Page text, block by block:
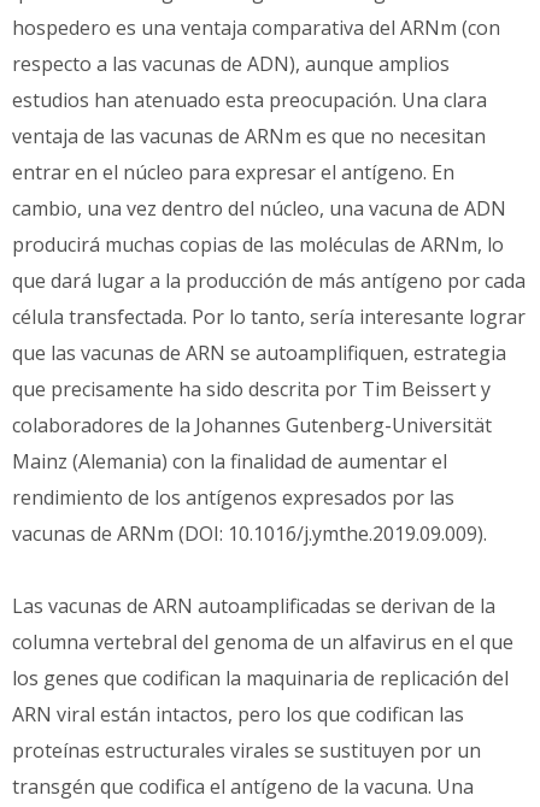
hospedero es una ventaja comparativa del ARNm (con
respecto a las vacunas de ADN), aunque amplios
estudios han atenuado esta preocupación. Una clara
ventaja de las vacunas de ARNm es que no necesitan
entrar en el núcleo para expresar el antígeno. En
cambio, una vez dentro del núcleo, una vacuna de ADN
producirá muchas copias de las moléculas de ARNm, lo
que dará lugar a la producción de más antígeno por cada
célula transfectada. Por lo tanto, sería interesante lograr
que las vacunas de ARN se autoamplifiquen, estrategia
que precisamente ha sido descrita por Tim Beissert y
colaboradores de la Johannes Gutenberg-Universität
Mainz (Alemania) con la finalidad de aumentar el
rendimiento de los antígenos expresados por las
vacunas de ARNm (DOI: 10.1016/j.ymthe.2019.09.009).
Las vacunas de ARN autoamplificadas se derivan de la
columna vertebral del genoma de un alfavirus en el que
los genes que codifican la maquinaria de replicación del
ARN viral están intactos, pero los que codifican las
proteínas estructurales virales se sustituyen por un
transgén que codifica el antígeno de la vacuna. Una